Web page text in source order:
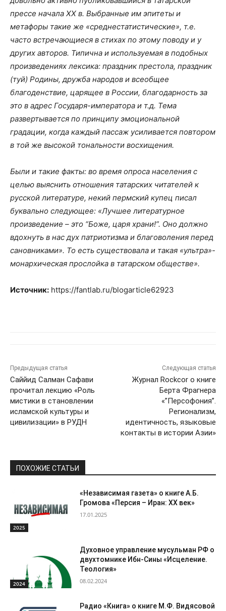
прессе начала ХХ в. Выбранные им эпитеты и
метафоры такие же «среднестатистические», т.е.
часто встречающиеся в стихах по этому поводу и у
других авторов. Типична и используемая в подобных
произведениях лексика: праздник престола, праздник
(туй) Родины, дружба народов и всеобщее
благоденствие, царящее в России, благодарность за
это в адрес Государя-императора и т.д. Тема
развертывается по принципу эмоциональной
градации, когда каждый пассаж усиливается повтором
в той же высокой тональности восхищения.
Были и такие факты: во время опроса населения с
целью выяснить отношения татарских читателей к
русской литературе, некий пермский купец писал
буквально следующее: «Лучшее литературное
произведение – это “Боже, царя храни!”. Оно должно
вдохнуть в нас дух патриотизма и благоволения перед
сановниками». То есть существовала и такая «ультра»-
монархическая прослойка в татарском обществе».
Источник: https://fantlab.ru/blogarticle62923
Предыдущая статья
Саййид Салман Сафави
прочитал лекцию «Роль
мистики в становлении
исламской культуры и
цивилизации» в РУДН
Следующая статья
Журнал Rockcor о книге
Берта Фрагнера
«”Персофония”.
Регионализм,
идентичность, языковые
контакты в истории Азии»
ПОХОЖИЕ СТАТЬИ
2025
«Независимая газета» о книге А.Б.
Громова «Персия – Иран: ХХ век»
17.01.2025
2024
Духовное управление мусульман РФ о
двухтомнике Ибн-Сины «Исцеление.
Теология»
08.02.2024
Радио «Книга» о книге М.Ф. Видясовой